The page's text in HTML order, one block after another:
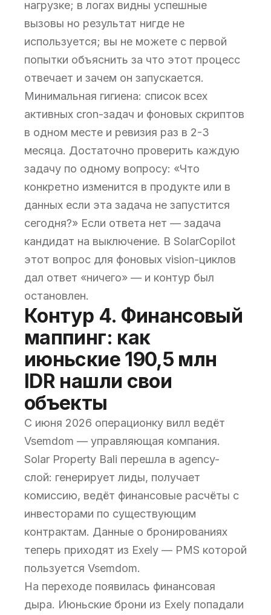
нагрузке; в логах видны успешные
вызовы но результат нигде не
используется; вы не можете с первой
попытки объяснить за что этот процесс
отвечает и зачем он запускается.
Минимальная гигиена: список всех
активных cron-задач и фоновых скриптов
в одном месте и ревизия раз в 2-3
месяца. Достаточно проверить каждую
задачу по одному вопросу: «Что
конкретно изменится в продукте или в
данных если эта задача не запустится
сегодня?» Если ответа нет — задача
кандидат на выключение. В SolarCopilot
этот вопрос для фоновых vision-циклов
дал ответ «ничего» — и контур был
остановлен.
Контур 4. Финансовый
маппинг: как
июньские 190,5 млн
IDR нашли свои
объекты
С июня 2026 операционку вилл ведёт
Vsemdom — управляющая компания.
Solar Property Bali перешла в agency-
слой: генерирует лиды, получает
комиссию, ведёт финансовые расчёты с
инвесторами по существующим
контрактам. Данные о бронированиях
теперь приходят из Exely — PMS которой
пользуется Vsemdom.
На переходе появилась финансовая
дыра. Июньские брони из Exely попадали